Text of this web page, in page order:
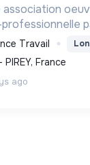
d'objets, le
l'économie
Travail
PIREY, France
ago